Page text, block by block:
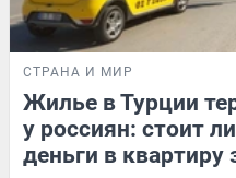
СТРАНА И МИР
Жилье в Турции
у россиян: стоит
деньги в квартиру